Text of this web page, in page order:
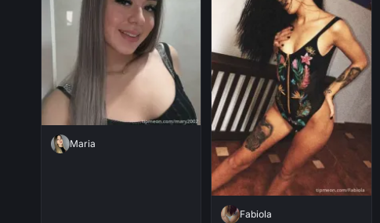
Maria
Fabiola